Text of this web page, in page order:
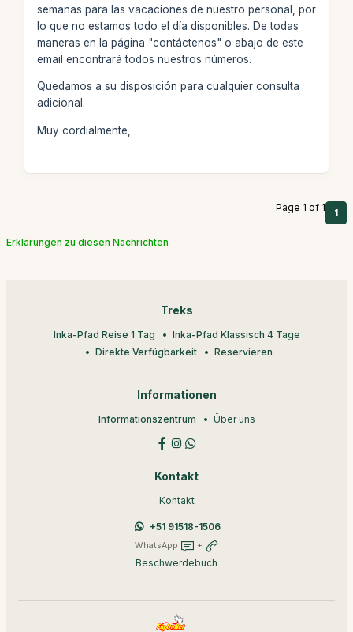
semanas para las vacaciones de nuestro personal, por
lo que no estamos todo el día disponibles. De todas
maneras en la página "contáctenos" o abajo de este
email encontrará todos nuestros números.
Quedamos a su disposición para cualquier consulta
adicional.
Muy cordialmente,
Page 1 of 1 1
Erklärungen zu diesen Nachrichten
Treks
Inka-Pfad Reise 1 Tag
Inka-Pfad Klassisch 4 Tage
Direkte Verfügbarkeit
Reservieren
Informationen
Informationszentrum Über uns
Kontakt
Kontakt
+51 91518-1506
WhatsApp +
Beschwerdebuch